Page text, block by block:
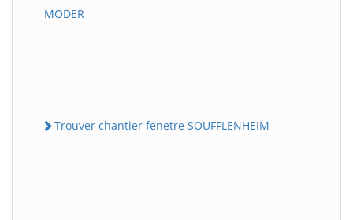
MODER
Trouver chantier fenetre SOUFFLENHEIM